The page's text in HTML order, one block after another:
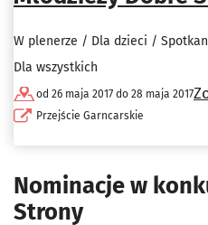
W plenerze / Dla dzieci /
Dla wszystkich
od 26 maja 2017 do 28 maja 2017
Przejście Garncarskie
Nominacje w
Strony